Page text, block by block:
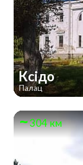
Ксідо
Палац
304 км